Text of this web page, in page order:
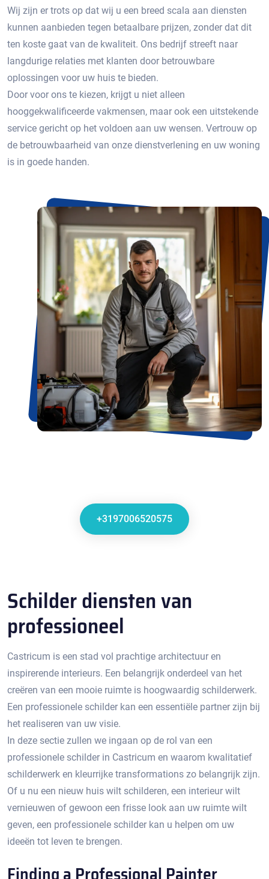
Wij zijn er trots op dat wij u een breed scala aan diensten
kunnen aanbieden tegen betaalbare prijzen, zonder dat dit
ten koste gaat van de kwaliteit. Ons bedrijf streeft naar
langdurige relaties met klanten door betrouwbare
oplossingen voor uw huis te bieden.
Door voor ons te kiezen, krijgt u niet alleen
hooggekwalificeerde vakmensen, maar ook een uitstekende
service gericht op het voldoen aan uw wensen. Vertrouw op
de betrouwbaarheid van onze dienstverlening en uw woning
is in goede handen.
+3197006520575
Schilder diensten van
professioneel
Castricum is een stad vol prachtige architectuur en
inspirerende interieurs.​ Een belangrijk onderdeel van het
creëren van een mooie ruimte is hoogwaardig schilderwerk.
Een professionele schilder kan een essentiële partner zijn bij
het realiseren van uw visie.​
In deze sectie zullen we ingaan op de rol van een
professionele schilder in Castricum en waarom kwalitatief
schilderwerk en kleurrijke transformations zo belangrijk zijn.​
Of u nu een nieuw huis wilt schilderen, een interieur wilt
vernieuwen of gewoon een frisse look aan uw ruimte wilt
geven, een professionele schilder kan u helpen om uw
ideeën tot leven te brengen.​